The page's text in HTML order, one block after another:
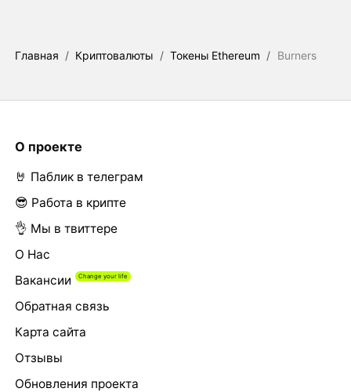
Главная / Криптовалюты / Токены Ethereum / Burners
О проекте
🤘 Паблик в телеграм
😎 Работа в крипте
👌 Мы в твиттере
О Нас
Вакансии
Обратная связь
Карта сайта
Отзывы
Обновления проекта